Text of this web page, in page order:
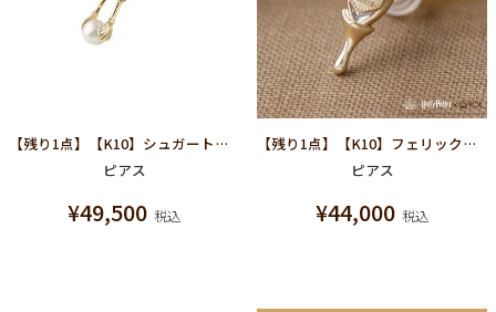
【残り1点】【K10】シュガートング ピアス
ピアス
¥49,500 税込
【残り1点】【K10】フェリックス・フェリシス ピアス【ハリーポッターコラボ】
ピアス
¥44,000 税込